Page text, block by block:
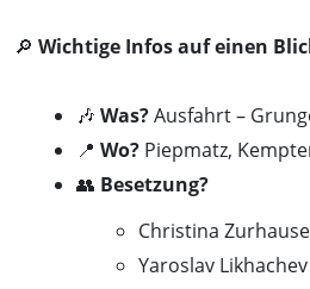
🔎 Wichtige Infos auf einen
🎶 Was?Ausfahrt –
📍 Wo? Piepmatz,
👥 Besetzung?
Christina
Yaroslav